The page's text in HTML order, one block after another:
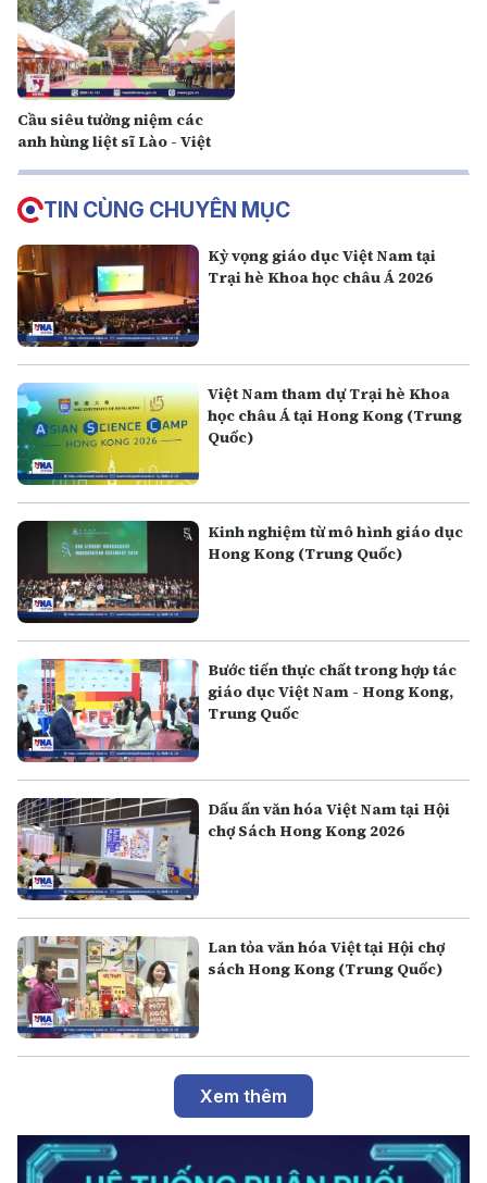
Cầu siêu tưởng niệm các
anh hùng liệt sĩ Lào - Việt
TIN CÙNG CHUYÊN MỤC
Kỳ vọng giáo dục Việt Nam tại
Trại hè Khoa học châu Á 2026
Việt Nam tham dự Trại hè Khoa
học châu Á tại Hong Kong (Trung
Quốc)
Kinh nghiệm từ mô hình giáo dục
Hong Kong (Trung Quốc)
Bước tiến thực chất trong hợp tác
giáo dục Việt Nam - Hong Kong,
Trung Quốc
Dấu ấn văn hóa Việt Nam tại Hội
chợ Sách Hong Kong 2026
Lan tỏa văn hóa Việt tại Hội chợ
sách Hong Kong (Trung Quốc)
Xem thêm